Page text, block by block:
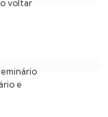
voltar
e